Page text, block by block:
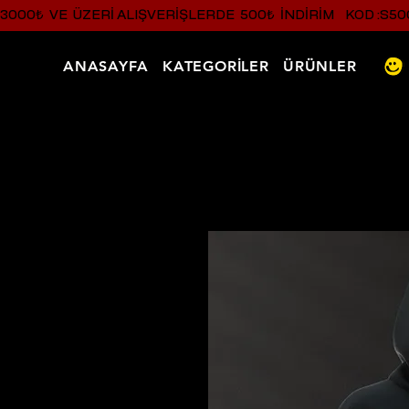
3000₺  VE  ÜZERI ALIŞVERIŞLERDE  500₺  INDIRIM    KOD
ANASAYFA KATEGORİLER ÜRÜNLER